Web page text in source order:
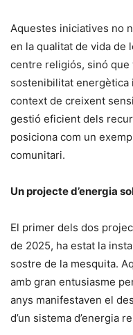
Aquestes iniciatives no
en la qualitat de vida de
centre religiós, sinó que
sostenibilitat energètica
context de creixent
gestió eficient dels
posiciona com un
comunitari.
Un projecte d’energia
El primer dels dos
de 2025, ha estat la
sostre de la mesquita.
amb gran entusiasme
anys manifestaven el
d’un sistema d’energia